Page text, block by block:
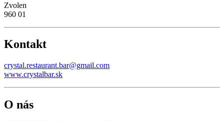
Zvolen
960 01
Kontakt
crystal.restaurant.bar@gmail.com
www.crystalbar.sk
O nás